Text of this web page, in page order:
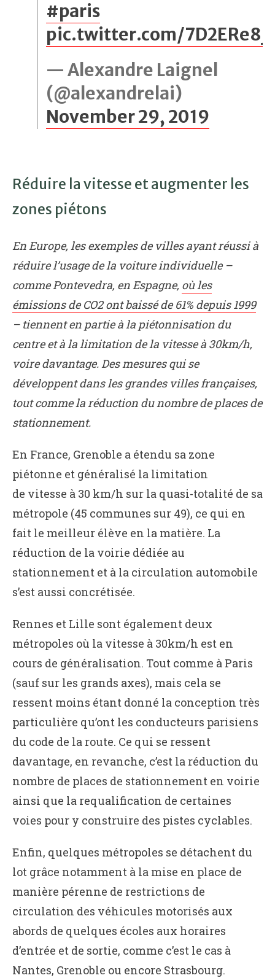
#paris
pic.twitter.com/
— Alexandre Laignel
(@alexandrelai)
November 29, 2019
Réduire la vitesse et augmenter les
zones piétons
En Europe, les exemples de villes ayant réussi à
réduire l’usage de la voiture individuelle –
comme Pontevedra, en Espagne, où les
émissions de CO2 ont baissé de 61% depuis 1999
– tiennent en partie à la piétonnisation du
centre et à la limitation de la vitesse à 30km/h,
voire davantage. Des mesures qui se
développent dans les grandes villes françaises,
tout comme la réduction du nombre de places de
stationnement.
En France, Grenoble a étendu sa zone
piétonne et généralisé la limitation
de vitesse à 30 km/h sur la quasi-totalité de sa
métropole (45 communes sur 49), ce qui en
fait le meilleur élève en la matière. La
réduction de la voirie dédiée au
stationnement et à la circulation automobile
s’est aussi concrétisée.
Rennes et Lille sont également deux
métropoles où la vitesse à 30km/h est en
cours de généralisation. Tout comme à Paris
(sauf sur les grands axes), mais cela se
ressent moins étant donné la conception très
particulière qu’ont les conducteurs parisiens
du code de la route. Ce qui se ressent
davantage, en revanche, c’est la réduction du
nombre de places de stationnement en voirie
ainsi que la requalification de certaines
voies pour y construire des pistes cyclables.
Enfin, quelques métropoles se détachent du
lot grâce notamment à la mise en place de
manière pérenne de restrictions de
circulation des véhicules motorisés aux
abords de quelques écoles aux horaires
d’entrée et de sortie, comme c’est le cas à
Nantes, Grenoble ou encore Strasbourg.